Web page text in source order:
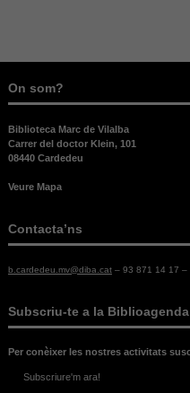
On som?
Biblioteca Marc de Vilalba
Carrer del doctor Klein, 101
08440 Cardedeu
Veure Mapa
Contacta’ns
b.cardedeu.mv@diba.cat– 93 871 14 17 –
Subscriu-te a la Biblioagenda
Per conèixer les nostres activitats
Subscriure'm ara!